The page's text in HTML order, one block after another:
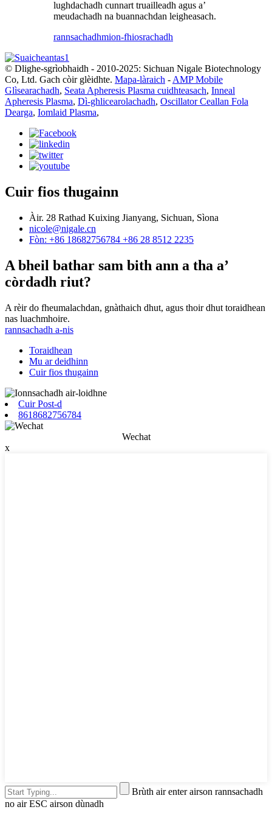
lughdachadh cunnart truailleadh agus a’
meudachadh na buannachdan leigheasach.
rannsachadhmion-fhiosrachadh
© Dlighe-sgrìobhaidh - 2010-2025: Sichuan Nigale Biotechnology
Co, Ltd. Gach còir glèidhte. Mapa-làraich - AMP Mobile
Glìsearachadh, Seata Apheresis Plasma cuidhteasach, Inneal
Apheresis Plasma, Dì-ghlicearolachadh, Oscillator Ceallan Fola
Dearga, Iomlaid Plasma,
Cuir fios thugainn
Àir. 28 Rathad Kuixing Jianyang, Sichuan, Sìona
nicole@nigale.cn
Fòn: +86 18682756784 +86 28 8512 2235
A bheil bathar sam bith ann a tha a’
còrdadh riut?
A rèir do fheumalachdan, gnàthaich dhut, agus thoir dhut toraidhean
nas luachmhoire.
rannsachadh a-nis
Toraidhean
Mu ar deidhinn
Cuir fios thugainn
Cuir Post-d
8618682756784
Wechat
x
Brùth air enter airson rannsachadh
no air ESC airson dùnadh